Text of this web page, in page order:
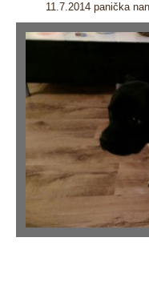
11.7.2014 panička